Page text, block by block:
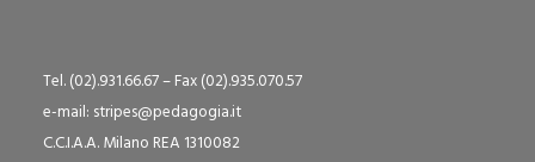
Tel. (02).931.66.67 – Fax (02).935.070.57
e-mail: stripes@pedagogia.it
C.C.I.A.A. Milano REA 1310082